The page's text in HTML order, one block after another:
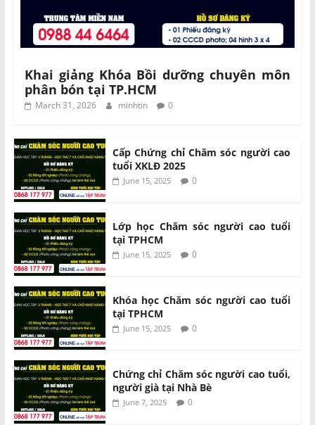
Khai giảng Khóa Bồi dưỡng chuyên môn
phân bón tại TP.HCM
March 31, 2026 minhtin 0
Cấp Chứng chỉ Chăm sóc người cao
tuổi XKLĐ 2025
June 15, 2025 0
Lớp học Chăm sóc người cao tuổi
tại TPHCM
June 15, 2025 0
Khóa học Chăm sóc người cao tuổi
tại TPHCM
June 15, 2025 0
Chứng chỉ Chăm sóc người cao tuổi,
người già tại Nhà Bè
June 7, 2025 0